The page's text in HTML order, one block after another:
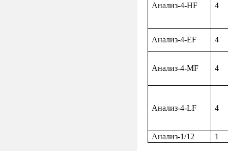
Анализ-4-HF 4
Анализ-4-EF 4
Анализ-4-MF 4
Анализ-4-LF 4
Анализ-1/12 1